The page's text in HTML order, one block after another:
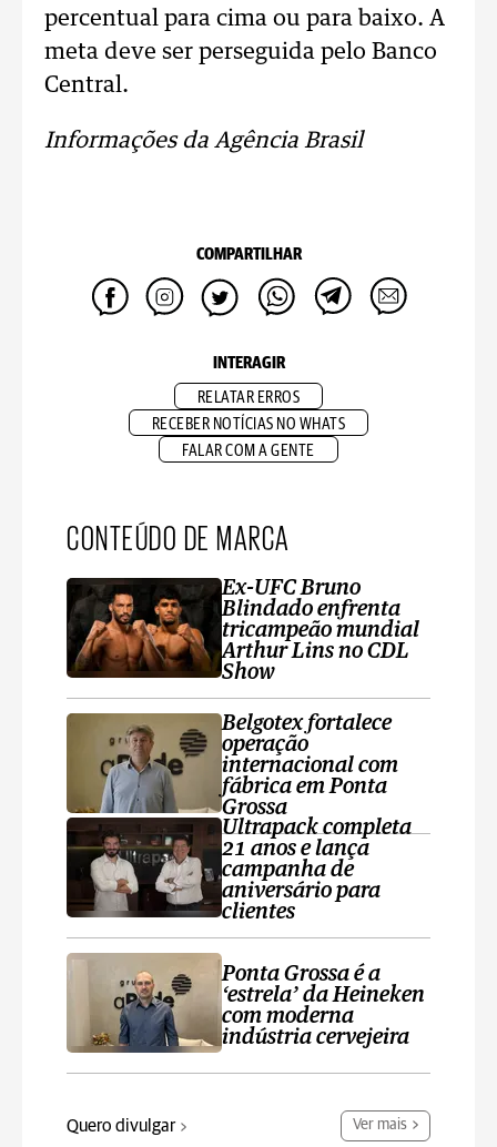
percentual para cima ou para baixo. A
meta deve ser perseguida pelo Banco
Central.
Informações da Agência Brasil
COMPARTILHAR
INTERAGIR
RELATAR ERROS
RECEBER NOTÍCIAS NO WHATS
FALAR COM A GENTE
CONTEÚDO DE MARCA
Ex-UFC Bruno
Blindado enfrenta
tricampeão mundial
Arthur Lins no CDL
Show
Belgotex fortalece
operação
internacional com
fábrica em Ponta
Grossa
Ultrapack completa
21 anos e lança
campanha de
aniversário para
clientes
Ponta Grossa é a
‘estrela’ da Heineken
com moderna
indústria cervejeira
Quero divulgar Ver mais